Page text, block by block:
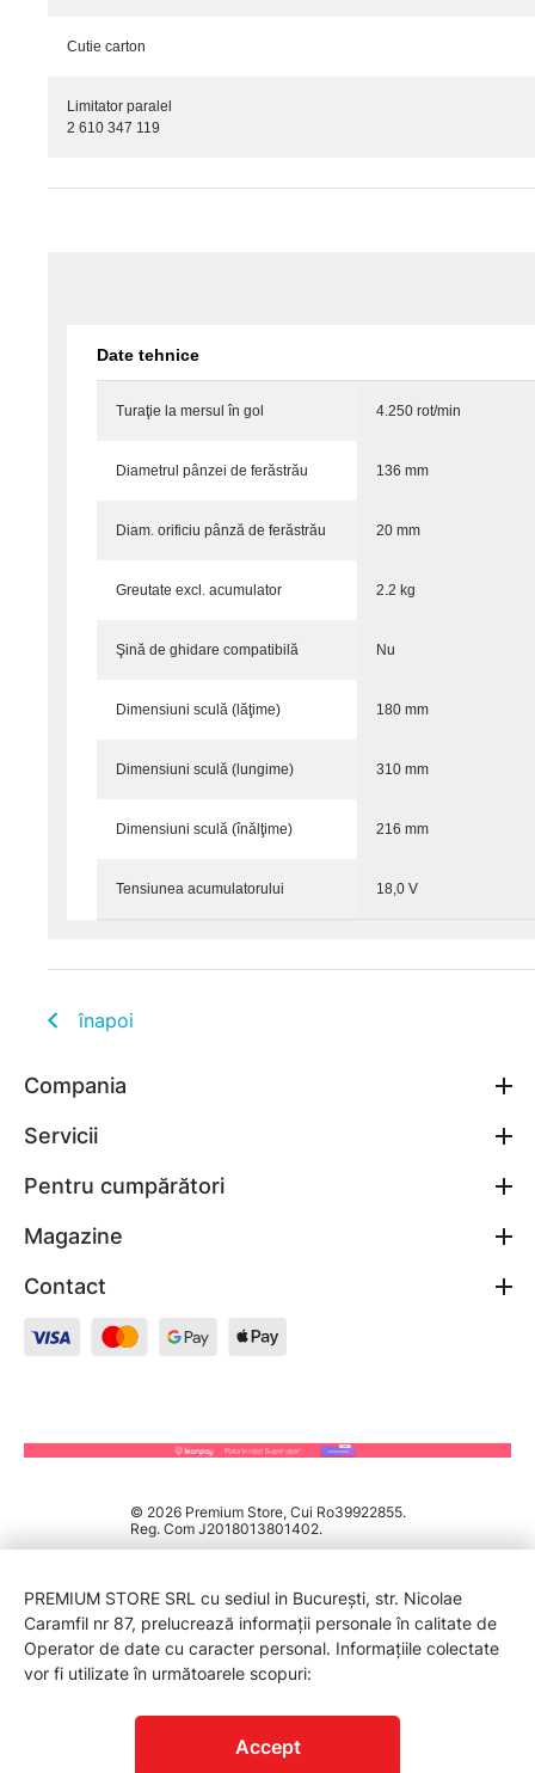
Cutie carton
Limitator paralel
2 610 347 119
Date tehnice
Turaţie la mersul în gol 4.250 rot/min
Diametrul pânzei de ferăstrău 136 mm
Diam. orificiu pânză de ferăstrău 20 mm
Greutate excl. acumulator 2.2 kg
Şină de ghidare compatibilă Nu
Dimensiuni sculă (lăţime) 180 mm
Dimensiuni sculă (lungime) 310 mm
Dimensiuni sculă (înălţime) 216 mm
Tensiunea acumulatorului 18,0 V
înapoi
Compania
Servicii
Pentru cumpărători
Magazine
Contact
© 2026 Premium Store, Cui Ro39922855.
Reg. Com J2018013801402.
PREMIUM STORE SRL cu sediul in București, str. Nicolae
Caramfil nr 87, prelucrează informații personale în calitate de
Operator de date cu caracter personal. Informațiile colectate
vor fi utilizate în următoarele scopuri:
Accept